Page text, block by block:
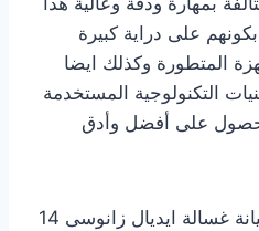
على دراية كبيرة
المتطورة وكذلك ايضا
التكنولوجية المستخدمة
على أفضل وأدق
والجدير بالذكر أن مركز صيانة غسالة ايديال زانوسى 14